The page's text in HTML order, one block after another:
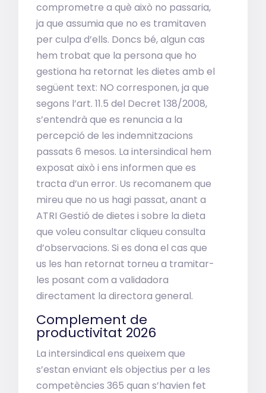
comprometre a què això no passaria,
ja que assumia que no es tramitaven
per culpa d’ells. Doncs bé, algun cas
hem trobat que la persona que ho
gestiona ha retornat les dietes amb el
següent text: NO corresponen, ja que
segons l’art. 11.5 del Decret 138/2008,
s’entendrà que es renuncia a la
percepció de les indemnitzacions
passats 6 mesos. La intersindical hem
exposat això i ens informen que es
tracta d’un error. Us recomanem que
mireu que no us hagi passat, anant a
ATRI Gestió de dietes i sobre la dieta
que voleu consultar cliqueu consulta
d’observacions. Si es dona el cas que
us les han retornat torneu a tramitar-
les posant com a validadora
directament la directora general.
Complement de
productivitat 2026
La intersindical ens queixem que
s’estan enviant els objectius per a les
competències 365 quan s’havien fet